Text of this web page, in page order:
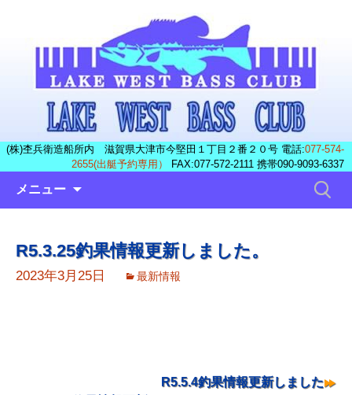
(株)杢兵衛造船所内 滋賀県大津市今堅田１丁目２番２０号 電話:077-574-
2655(出艇予約専用）
FAX:077-572-2111 携帯090-9093-6337
メニュー
ツ
へ
検
索:
R5.3.25釣果情報更新しました。
2023年3月25日 最新情報
R5.5.4釣果情報更新しました